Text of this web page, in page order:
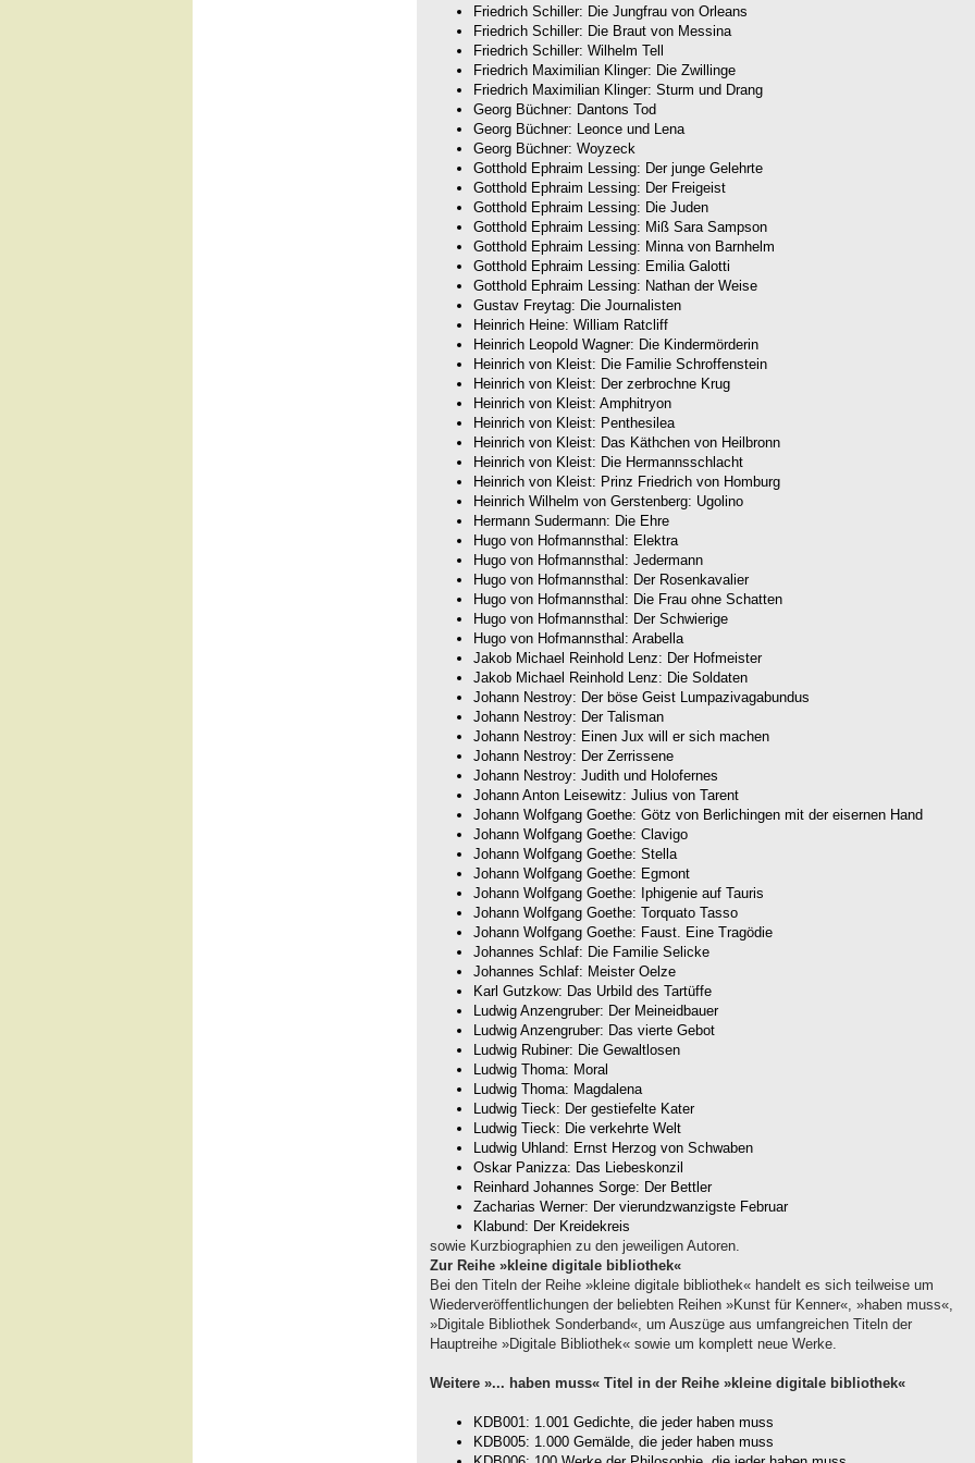
Friedrich Schiller: Die Jungfrau von Orleans
Friedrich Schiller: Die Braut von Messina
Friedrich Schiller: Wilhelm Tell
Friedrich Maximilian Klinger: Die Zwillinge
Friedrich Maximilian Klinger: Sturm und Drang
Georg Büchner: Dantons Tod
Georg Büchner: Leonce und Lena
Georg Büchner: Woyzeck
Gotthold Ephraim Lessing: Der junge Gelehrte
Gotthold Ephraim Lessing: Der Freigeist
Gotthold Ephraim Lessing: Die Juden
Gotthold Ephraim Lessing: Miß Sara Sampson
Gotthold Ephraim Lessing: Minna von Barnhelm
Gotthold Ephraim Lessing: Emilia Galotti
Gotthold Ephraim Lessing: Nathan der Weise
Gustav Freytag: Die Journalisten
Heinrich Heine: William Ratcliff
Heinrich Leopold Wagner: Die Kindermörderin
Heinrich von Kleist: Die Familie Schroffenstein
Heinrich von Kleist: Der zerbrochne Krug
Heinrich von Kleist: Amphitryon
Heinrich von Kleist: Penthesilea
Heinrich von Kleist: Das Käthchen von Heilbronn
Heinrich von Kleist: Die Hermannsschlacht
Heinrich von Kleist: Prinz Friedrich von Homburg
Heinrich Wilhelm von Gerstenberg: Ugolino
Hermann Sudermann: Die Ehre
Hugo von Hofmannsthal: Elektra
Hugo von Hofmannsthal: Jedermann
Hugo von Hofmannsthal: Der Rosenkavalier
Hugo von Hofmannsthal: Die Frau ohne Schatten
Hugo von Hofmannsthal: Der Schwierige
Hugo von Hofmannsthal: Arabella
Jakob Michael Reinhold Lenz: Der Hofmeister
Jakob Michael Reinhold Lenz: Die Soldaten
Johann Nestroy: Der böse Geist Lumpazivagabundus
Johann Nestroy: Der Talisman
Johann Nestroy: Einen Jux will er sich machen
Johann Nestroy: Der Zerrissene
Johann Nestroy: Judith und Holofernes
Johann Anton Leisewitz: Julius von Tarent
Johann Wolfgang Goethe: Götz von Berlichingen mit der eisernen Hand
Johann Wolfgang Goethe: Clavigo
Johann Wolfgang Goethe: Stella
Johann Wolfgang Goethe: Egmont
Johann Wolfgang Goethe: Iphigenie auf Tauris
Johann Wolfgang Goethe: Torquato Tasso
Johann Wolfgang Goethe: Faust. Eine Tragödie
Johannes Schlaf: Die Familie Selicke
Johannes Schlaf: Meister Oelze
Karl Gutzkow: Das Urbild des Tartüffe
Ludwig Anzengruber: Der Meineidbauer
Ludwig Anzengruber: Das vierte Gebot
Ludwig Rubiner: Die Gewaltlosen
Ludwig Thoma: Moral
Ludwig Thoma: Magdalena
Ludwig Tieck: Der gestiefelte Kater
Ludwig Tieck: Die verkehrte Welt
Ludwig Uhland: Ernst Herzog von Schwaben
Oskar Panizza: Das Liebeskonzil
Reinhard Johannes Sorge: Der Bettler
Zacharias Werner: Der vierundzwanzigste Februar
Klabund: Der Kreidekreis
sowie Kurzbiographien zu den jeweiligen Autoren.
Zur Reihe »kleine digitale bibliothek«
Bei den Titeln der Reihe »kleine digitale bibliothek« handelt es sich teilweise um
Wiederveröffentlichungen der beliebten Reihen »Kunst für Kenner«, »haben muss«,
»Digitale Bibliothek Sonderband«, um Auszüge aus umfangreichen Titeln der
Hauptreihe »Digitale Bibliothek« sowie um komplett neue Werke.
Weitere »... haben muss« Titel in der Reihe »kleine digitale bibliothek«
KDB001: 1.001 Gedichte, die jeder haben muss
KDB005: 1.000 Gemälde, die jeder haben muss